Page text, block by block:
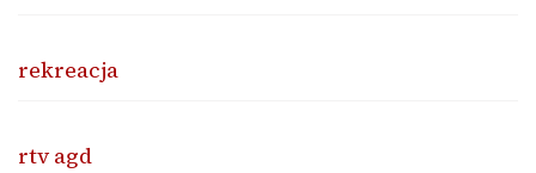
rekreacja
rtv agd